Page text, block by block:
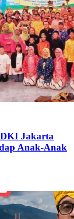
Jakarta
Anak-Anak